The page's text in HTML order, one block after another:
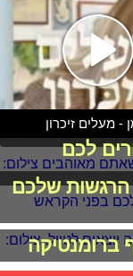
- מעלים זיכרון
לכם
הרגשות שלכם
ברומנטיקה